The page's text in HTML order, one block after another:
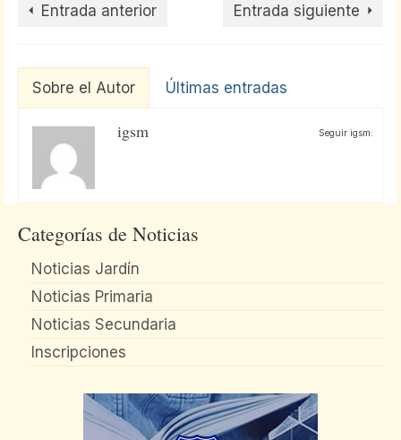
Entrada anterior Entrada siguiente
Sobre el Autor Últimas entradas
Seguir igsm:
igsm
Categorías de Noticias
Noticias Jardín
Noticias Primaria
Noticias Secundaria
Inscripciones